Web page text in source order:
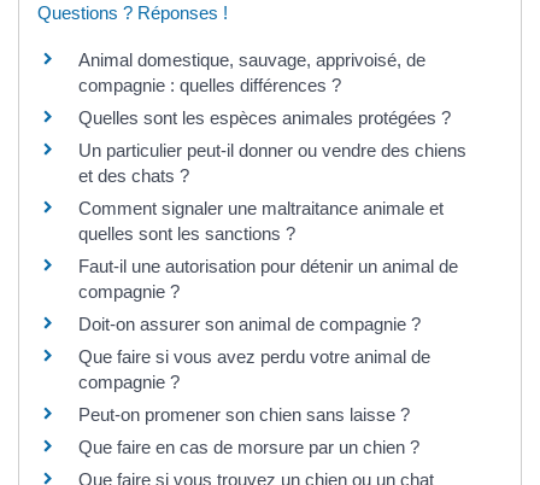
Questions ? Réponses !
Animal domestique, sauvage, apprivoisé, de
compagnie : quelles différences ?
Quelles sont les espèces animales protégées ?
Un particulier peut-il donner ou vendre des chiens
et des chats ?
Comment signaler une maltraitance animale et
quelles sont les sanctions ?
Faut-il une autorisation pour détenir un animal de
compagnie ?
Doit-on assurer son animal de compagnie ?
Que faire si vous avez perdu votre animal de
compagnie ?
Peut-on promener son chien sans laisse ?
Que faire en cas de morsure par un chien ?
Que faire si vous trouvez un chien ou un chat